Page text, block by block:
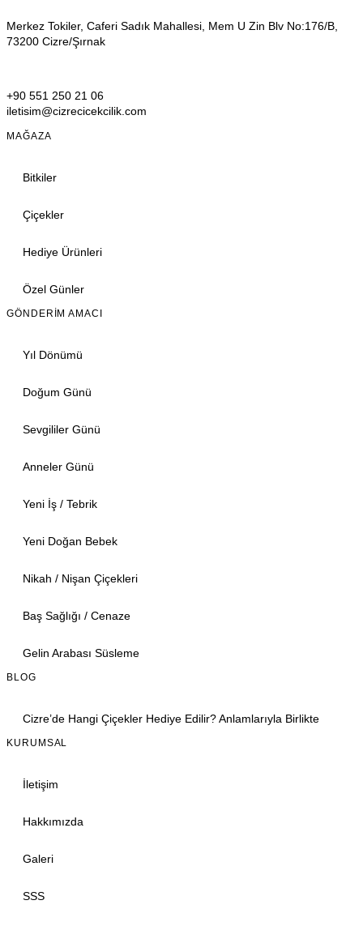
Merkez Tokiler, Caferi Sadık Mahallesi, Mem U Zin Blv No:176/B,
73200 Cizre/Şırnak
+90 551 250 21 06
iletisim@cizrecicekcilik.com
MAĞAZA
Bitkiler
Çiçekler
Hediye Ürünleri
Özel Günler
GÖNDERIM AMACI
Yıl Dönümü
Doğum Günü
Sevgililer Günü
Anneler Günü
Yeni İş / Tebrik
Yeni Doğan Bebek
Nikah / Nişan Çiçekleri
Baş Sağlığı / Cenaze
Gelin Arabası Süsleme
BLOG
Cizre’de Hangi Çiçekler Hediye Edilir? Anlamlarıyla Birlikte
KURUMSAL
İletişim
Hakkımızda
Galeri
SSS